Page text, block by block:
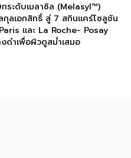
ระดับเมลาซิล (Melasyl™)
กุลเอกสิทธิ์ สู่ 7 สกินแคร์โซลูชัน
และ La Roche- Posay
ดำเพื่อผิวดูสม่ำเสมอ